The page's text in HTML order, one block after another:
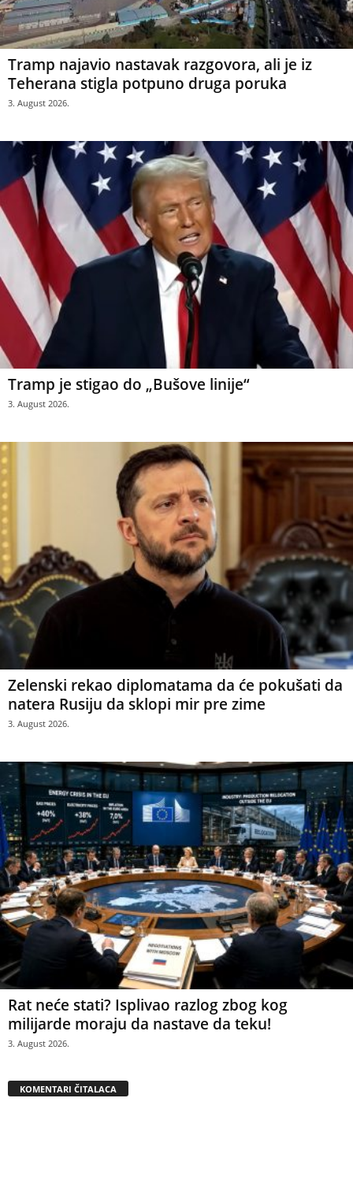
Tramp najavio nastavak razgovora, ali je iz
Teherana stigla potpuno druga poruka
3. August 2026.
Tramp je stigao do „Bušove linije“
3. August 2026.
Zelenski rekao diplomatama da će pokušati da
natera Rusiju da sklopi mir pre zime
3. August 2026.
Rat neće stati? Isplivao razlog zbog kog
milijarde moraju da nastave da teku!
3. August 2026.
KOMENTARI ČITALACA